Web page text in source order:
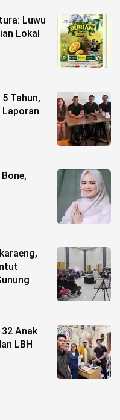
Luwu
Lokal
Tahun,
Laporan
Anak
LBH